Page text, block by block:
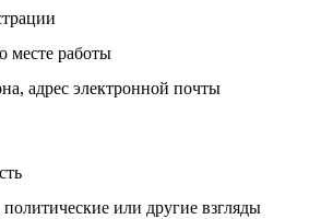
месте работы
адрес электронной почты
или другие взгляды